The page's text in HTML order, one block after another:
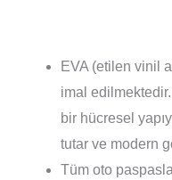
EVA (etilen vinil
imal
bir hücresel
tutar ve modern
Tüm oto